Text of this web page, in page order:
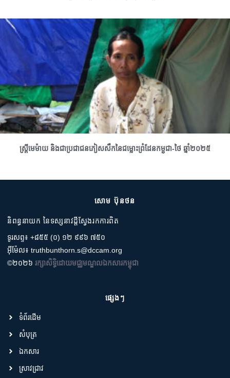
ស្រ្តីមេម៉ាយ និងជាប្រជាជនភៀសសឹកនៃជម្លោះព្រំដែនកម្ពុជា-ថៃ ឆ្នាំ២០២៥
សោម ប៊ុនថន
និពន្ធនាយក នៃទស្សនាវដ្តីស្វែងរកការពិត
ទូរសព្ទ៖ +៨៥៥ (០) ១២ ៩៩៦ ៧៥០
អ៊ីម៉ែល៖ truthbunthorn.s@dccam.org
©២០២៦ រក្សាសិទ្ធិដោយមជ្ឈមណ្ឌលឯកសារកម្ពុជា
ផ្សេងៗ
ទំព័រដើម
សំបុត្រ
ឯកសារ
ស្រាវជ្រាវ